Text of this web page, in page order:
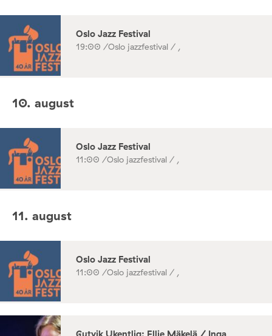
Oslo Jazz Festival
19:00 /Oslo jazzfestival / ,
10. august
Oslo Jazz Festival
11:00 /Oslo jazzfestival / ,
11. august
Oslo Jazz Festival
11:00 /Oslo jazzfestival / ,